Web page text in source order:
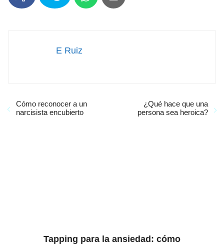
E Ruiz
Cómo reconocer a un
narcisista encubierto
¿Qué hace que una
persona sea heroica?
Tapping para la ansiedad: cómo